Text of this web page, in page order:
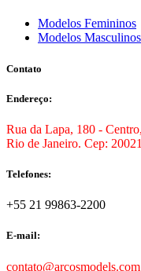
Modelos Femininos
Modelos Masculinos
Contato
Endereço:
Rua da Lapa, 180 -
Rio de Janeiro. Cep:
Telefones:
+55 21 99863-2200
E-mail:
contato@arcosmodels.com